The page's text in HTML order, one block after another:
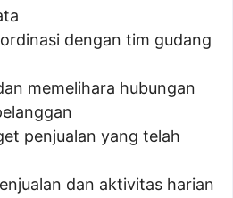
dengan tim gudang
memelihara hubungan
penjualan yang telah
dan aktivitas harian